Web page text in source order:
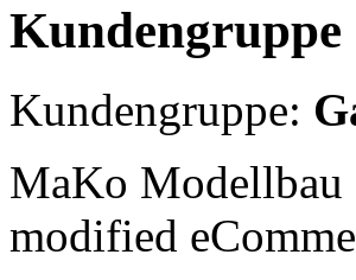
Kundengruppe
Kundengruppe:
MaKo
modified